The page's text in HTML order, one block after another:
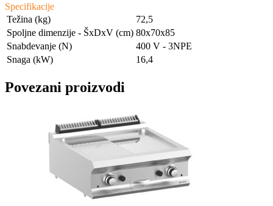
Specifikacije
Težina (kg)
72,5
Spoljne dimenzije - ŠxDxV (cm) 80x70x85
Snabdevanje (N)
400 V - 3NPE
Snaga (kW)
16,4
Povezani proizvodi